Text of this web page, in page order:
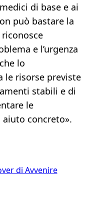
di base e ai
può bastare la
e l’urgenza
lo
le risorse previste
stabili e di
le
aiuto concreto».
di Avvenire